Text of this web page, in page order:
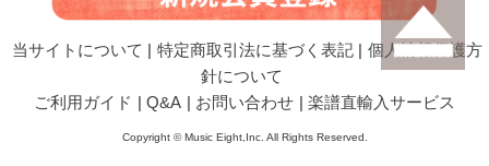
当サイトについて | 特定商取引法に基づく表記 | 個人情報保護方
針について
ご利用ガイド | Q&A | お問い合わせ | 楽譜直輸入サービス
Copyright © Music Eight,Inc. All Rights Reserved.